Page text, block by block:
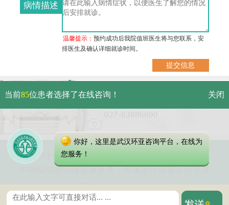
病情描述
温馨提示：预约成功后我院值班医生将与您联系，安
排医生及确认详细就诊时间。
武汉市硚口区解放大道479号
Copyright 2023 武汉环亚中医白癜风医院
本网站信息仅做健康参考，具体诊疗请遵医师意见
鄂ICP备16003424号-2
当前85位患者选择了在线咨询！ 关闭
你好，这里是武汉环亚咨询平台，在线为
您服务！